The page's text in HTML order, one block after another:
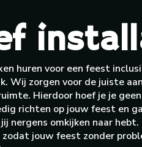
huren voor een feest
Wij zorgen voor de juiste
Hierdoor hoef je je
richten op jouw feest en
nergens omkijken naar hebt.
zodat jouw feest zonder